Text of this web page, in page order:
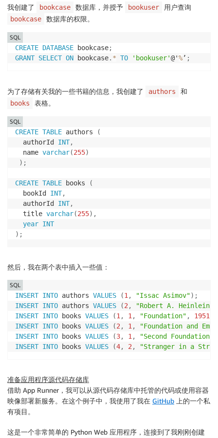
我创建了 bookcase 数据库，并授予 bookuser 用户查询
bookcase 数据库的权限。
CREATE DATABASE bookcase;
GRANT SELECT ON bookcase. * TO 'bookuser'@'%’ ;
SQL
为了存储有关我的一些书籍的信息，我创建了 authors 和
books 表格。
CREATE TABLE authors
(
  authorId
INT,
  name
varchar(255)
) ;
CREATE TABLE books
(
  bookId
INT,
  authorId
INT,
  title
varchar(255) ,
year INT
) ;
SQL
然后，我在两个表中插入一些值：
INSERT INTO authors VALUES (1 , "Issac Asimov") ;
INSERT INTO authors VALUES (2 , "Robert A. Heinlein"
INSERT INTO books VALUES (1 , 1 , "Foundation" , 1951
INSERT INTO books VALUES (2 , 1 ,
"Foundation and
INSERT INTO books VALUES (3, 1 , "Second Foundation"
INSERT INTO books VALUES (4, 2 , "Stranger in a
SQL
准备应用程序源代码存储库
借助 App Runner，我可以从源代码存储库中托管的代码或使用容器
映像部署新服务。在这个例子中，我使用了我在 GitHub 上的一个私
有项目。
这是一个非常简单的 Python Web 应用程序，连接到了我刚刚创建